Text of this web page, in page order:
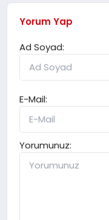
Yorum Yap
Ad Soyad:
E-Mail:
Yorumunuz: